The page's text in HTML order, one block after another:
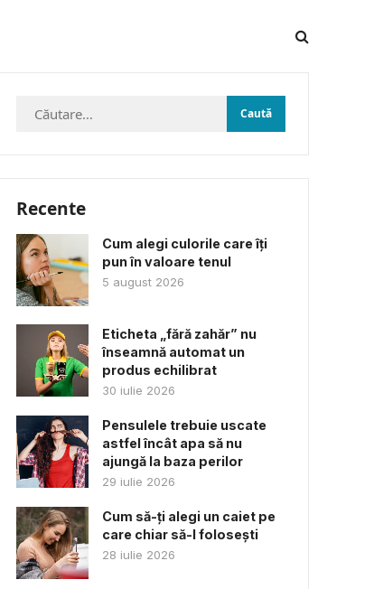
Caută
Recente
Cum alegi culorile care îți
pun în valoare tenul
5 august 2026
Eticheta „fără zahăr” nu
înseamnă automat un
produs echilibrat
30 iulie 2026
Pensulele trebuie uscate
astfel încât apa să nu
ajungă la baza perilor
29 iulie 2026
Cum să-ți alegi un caiet pe
care chiar să-l folosești
28 iulie 2026